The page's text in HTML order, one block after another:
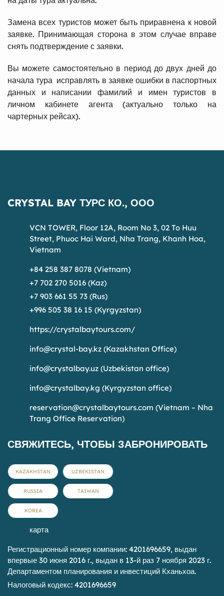
Замена всех туристов может быть приравнена к новой
заявке. Принимающая сторона в этом случае вправе
снять подтверждение с заявки.
Вы можете самостоятельно в период до двух дней до
начала тура исправлять в заявке ошибки в паспортных
данных и написании фамилий и имен туристов в
личном кабинете агента (актуально только на
чартерных рейсах).
CRYSTAL BAY ТУРС КО., ООО
VCN TOWER, Floor 12A, Room No 3, 02 To Huu
Street, Phuoc Hai Ward, Nha Trang, Khanh Hoa,
Vietnam
+84 258 387 8078 (Vietnam)
+7 702 270 5016 (Kaz)
+7 903 661 55 73 (Rus)
+996 505 38 16 15 (Kyrgyzstan)
https://crystalbaytours.com/
info@crystal-bay.kz (Kazakhstan Office)
info@crystalbay.uz (Uzbekistan office)
info@crystalbay.kg (Kyrgyzstan office)
reservation@crystalbaytours.com (Vietnam – Nha
Trang Office Reservation)
СВЯЖИТЕСЬ, ЧТОБЫ ЗАБРОНИРОВАТЬ
KAZAKHSTAN UZBEKISTAN
RUSSIA TAIWAN
KOREA
карта
Регистрационный номер компании: 4201696659, выдан
впервые 30 июня 2016 г., выдан в 13-й раз 7 ноября 2023 г.
Департаментом планирования и инвестиций Кханьхоа.
Налоговый кодекс: 4201696659